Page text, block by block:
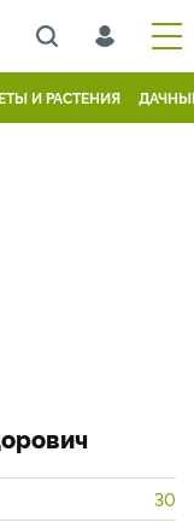
И РАСТЕНИЯ
30